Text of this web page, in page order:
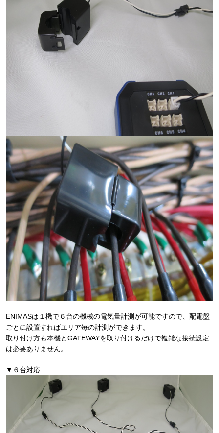
ENIMASは１機で６台の機械の電気量計測が可能ですので、配電盤
ごとに設置すればエリア毎の計測ができます。
取り付け方も本機とGATEWAYを取り付けるだけで複雑な接続設定
は必要ありません。
▼６台対応